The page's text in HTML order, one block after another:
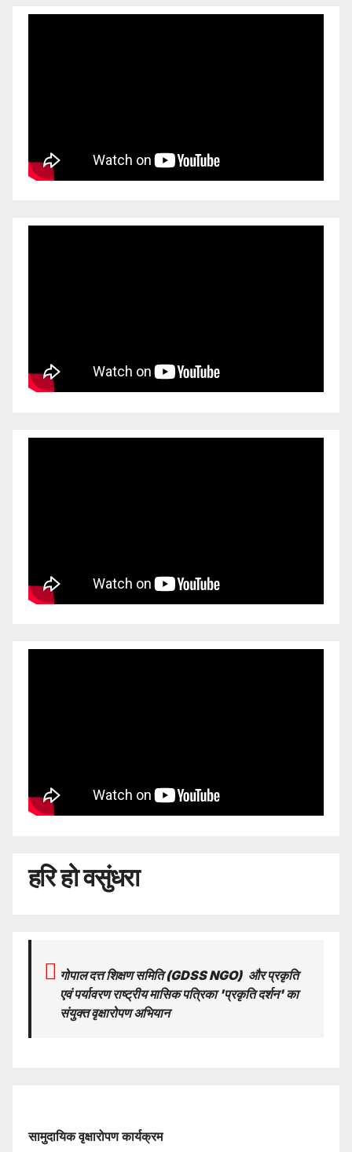
हरि हो वसुंधरा
गोपाल दत्त शिक्षण समिति (GDSS NGO) और प्रकृति
एवं पर्यावरण राष्ट्रीय मासिक पत्रिका 'प्रकृति दर्शन' का
संयुक्त वृक्षारोपण अभियान
सामुदायिक वृक्षारोपण कार्यक्रम